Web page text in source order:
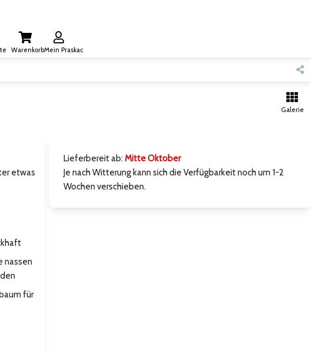
WarenkorbMein Praskac
Galerie
Lieferbereit ab: Mitte Oktober
Je nach Witterung kann sich die Verfügbarkeit noch um 1-2
Wochen verschieben.
etwas
nassen
für